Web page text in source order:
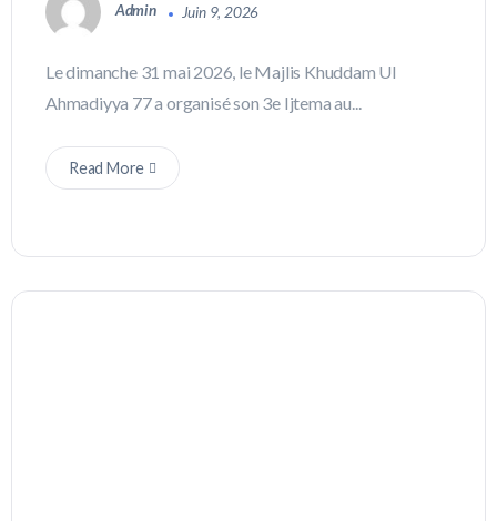
Admin Juin 9, 2026
Le dimanche 31 mai 2026, le Majlis Khuddam Ul
Ahmadiyya 77 a organisé son 3e Ijtema au...
Read More